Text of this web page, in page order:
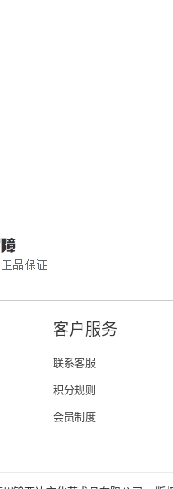
客户服务
联系客服
积分规则
会员制度